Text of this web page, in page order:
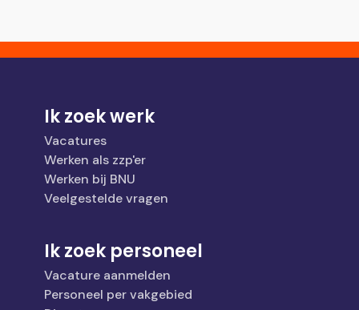
Ik zoek werk
Vacatures
Werken als zzp'er
Werken bij BNU
Veelgestelde vragen
Ik zoek personeel
Vacature aanmelden
Personeel per vakgebied